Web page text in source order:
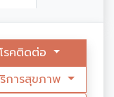
รคติดต่อ
การสุขภาพ